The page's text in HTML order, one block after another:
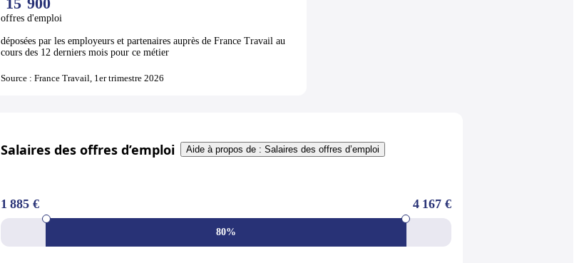
offres d'emploi
déposées par les employeurs et partenaires auprès de France Travail au
cours des 12 derniers mois pour ce métier
Source : France Travail, 1er trimestre 2026
Salaires des offres d’emploi Aide à propos de : Salaires des offres d’emploi
80%
1 885 € 4 167 €